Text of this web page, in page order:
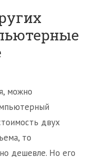
можно
двух
то
дешевле. Но его